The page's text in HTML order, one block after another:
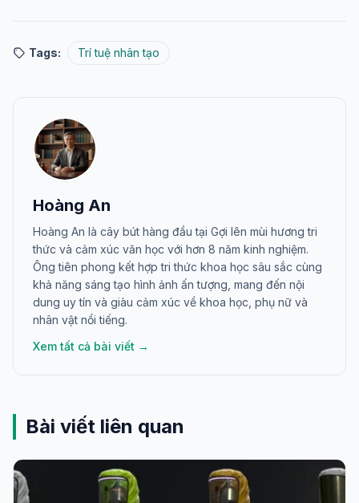
Tags: Trí tuệ nhân tạo
Hoàng An
Hoàng An là cây bút hàng đầu tại Gợi lên mùi hương tri
thức và cảm xúc văn học với hơn 8 năm kinh nghiệm.
Ông tiên phong kết hợp tri thức khoa học sâu sắc cùng
khả năng sáng tạo hình ảnh ấn tượng, mang đến nội
dung uy tín và giàu cảm xúc về khoa học, phụ nữ và
nhân vật nổi tiếng.
Xem tất cả bài viết →
Bài viết liên quan